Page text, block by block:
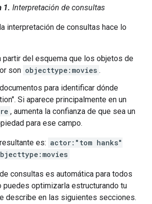
1. Interpretación de consultas
interpretación de consultas hace lo
partir del esquema que los objetos de
son objecttype:movies .
para identificar dónde
Si aparece principalmente en un
, aumenta la confianza de que sea un
para ese campo.
es: actor:"tom hanks"
consultas es automática para todos
puedes optimizarla estructurando tu
describe en las siguientes secciones.